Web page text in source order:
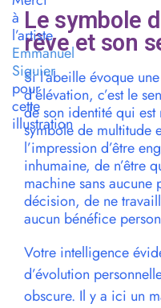
Le symbole
rêve et son
Si l’abeille évoque
d’élévation, c’est le
de son identité qui
symbole de multitude
l’impression d’être
inhumaine, de n’être
machine sans
décision, de ne
aucun bénéfice
Votre intelligence
d’évolution
obscure. Il y a ici un
à
l’artiste
Emmanuel
Siguier
pour
cette
illustration